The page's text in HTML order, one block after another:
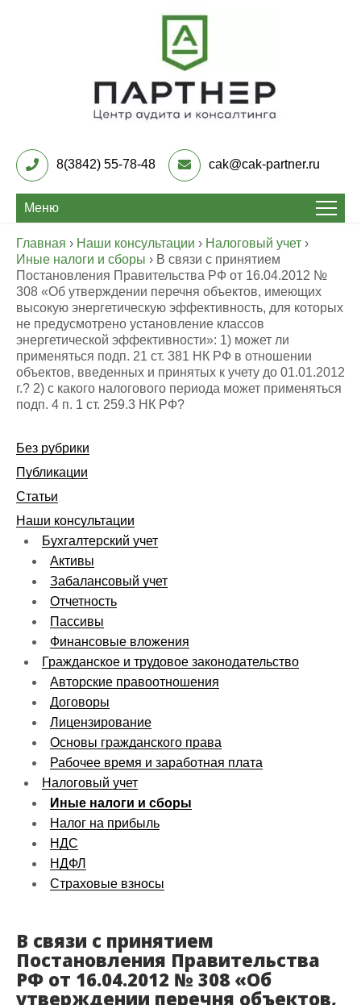
Центр Аудита и
консалтинга «Партнер»
8(3842) 55-78-48 cak@cak-partner.ru
Меню
Главная › Наши консультации › Налоговый учет ›
Иные налоги и сборы › В связи с принятием
Постановления Правительства РФ от 16.04.2012 №
308 «Об утверждении перечня объектов, имеющих
высокую энергетическую эффективность, для которых
не предусмотрено установление классов
энергетической эффективности»: 1) может ли
применяться подп. 21 ст. 381 НК РФ в отношении
объектов, введенных и принятых к учету до 01.01.2012
г.? 2) с какого налогового периода может применяться
подп. 4 п. 1 ст. 259.3 НК РФ?
Без рубрики
Публикации
Статьи
Наши консультации
Бухгалтерский учет
Активы
Забалансовый учет
Отчетность
Пассивы
Финансовые вложения
Гражданское и трудовое законодательство
Авторские правоотношения
Договоры
Лицензирование
Основы гражданского права
Рабочее время и заработная плата
Налоговый учет
Иные налоги и сборы
Налог на прибыль
НДС
НДФЛ
Страховые взносы
В связи с принятием
Постановления Правительства
РФ от 16.04.2012 № 308 «Об
утверждении перечня объектов,